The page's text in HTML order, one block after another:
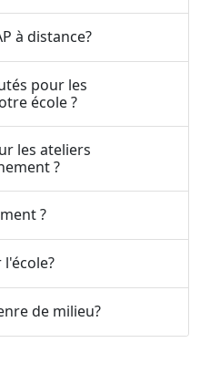
à distance?
pour les
école ?
les ateliers
?
?
de milieu?